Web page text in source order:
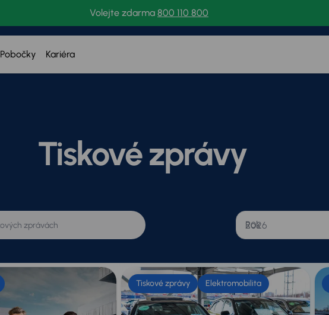
Volejte zdarma 800 110 800
Pobočky Kariéra
Tiskové zprávy
Rok
Tiskové zprávy Elektromobilita